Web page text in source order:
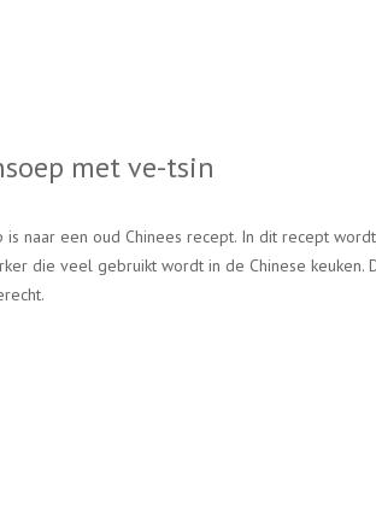
met ve-tsin
is naar een oud Chinees recept. In dit recept
die veel gebruikt wordt in de Chinese